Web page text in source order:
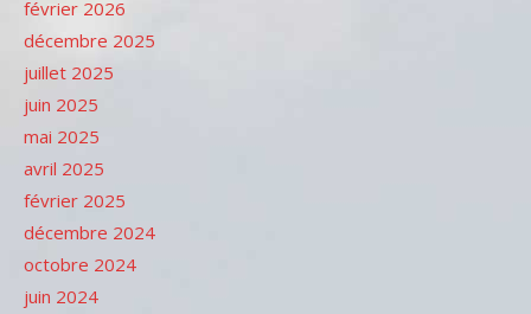
février 2026
décembre 2025
juillet 2025
juin 2025
mai 2025
avril 2025
février 2025
décembre 2024
octobre 2024
juin 2024